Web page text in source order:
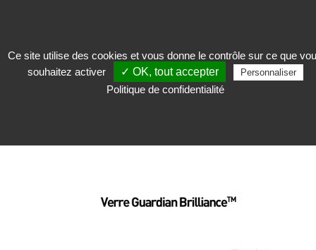
Exposer>Accrochage des œuvres, cadres et passe-partout >Verre
Façade verre Brilliance
Ce site utilise des cookies et vous donne le contrôle sur ce que
souhaitez activer
✓ OK, tout accepter Personnaliser
Politique de confidentialité